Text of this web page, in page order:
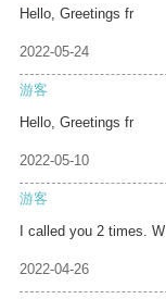
Hello, Greetings fr
2022-05-24
游客
Hello, Greetings fr
2022-05-10
游客
I called you 2 times. W
2022-04-26